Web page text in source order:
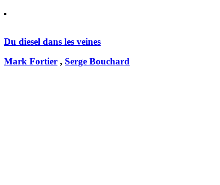
Du diesel dans les veines
Mark Fortier , Serge Bouchard